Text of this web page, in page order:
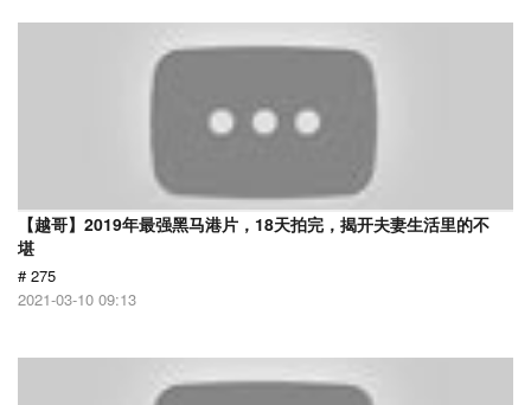
【越哥】2019年最强黑马港片，18天拍完，揭开夫妻生活里的不
堪
# 275
2021-03-10 09:13